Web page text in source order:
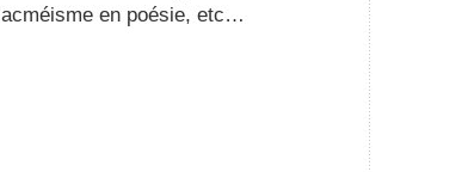
en poésie, etc…